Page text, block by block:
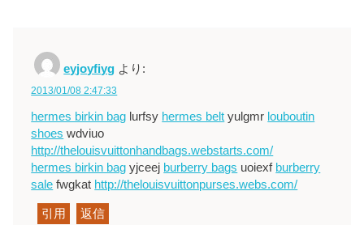
eyjoyfiyg より:
2013/01/08 2:47:33
hermes birkin bag lurfsy hermes belt yulgmr louboutin
shoes wdviuo
http://thelouisvuittonhandbags.webstarts.com/
hermes birkin bag yjceej burberry bags uoiexf burberry
sale fwgkat http://thelouisvuittonpurses.webs.com/
引用 返信